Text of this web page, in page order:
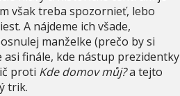
však treba spozornieť, lebo
A nájdeme ich všade,
manželke (prečo by si
asi finále, kde nástup prezidentky
proti Kde domov můj?a tejto
trik.